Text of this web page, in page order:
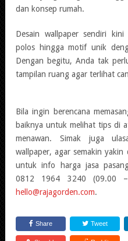
dan konsep rumah.
Desain wallpaper sendiri
polos hingga motif unik
Dengan begitu, Anda tak
tampilan ruang agar terlihat
Bila ingin berencana
baiknya untuk melihat tips di
menawan. Simak juga
wallpaper, agar semakin yakin
untuk info harga jasa
0812 1964 3240 (09.00
hello@rajagorden.com.
Share Tweet